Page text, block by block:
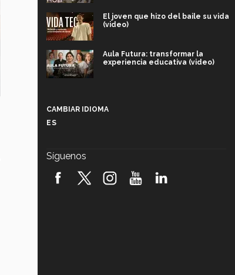
El joven que hizo del baile su vida
(video)
Aula Futura: transformar la
experiencia educativa (video)
robótica FIRST 2026! (video)
CAMBIAR IDIOMA
ES
Síguenos